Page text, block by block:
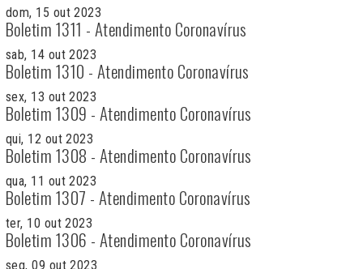
dom, 15 out 2023
Boletim 1311 - Atendimento Coronavírus
sab, 14 out 2023
Boletim 1310 - Atendimento Coronavírus
sex, 13 out 2023
Boletim 1309 - Atendimento Coronavírus
qui, 12 out 2023
Boletim 1308 - Atendimento Coronavírus
qua, 11 out 2023
Boletim 1307 - Atendimento Coronavírus
ter, 10 out 2023
Boletim 1306 - Atendimento Coronavírus
seg, 09 out 2023